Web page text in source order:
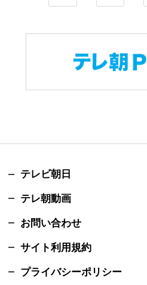
テレビ朝日
テレ朝動画
お問い合わせ
サイト利用規約
プライバシーポリシー